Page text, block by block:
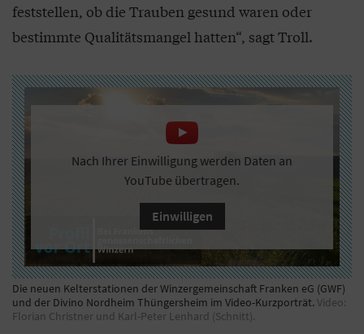
feststellen, ob die Trauben gesund waren oder
bestimmte Qualitätsmangel hatten“, sagt Troll.
Nach Ihrer Einwilligung werden Daten an
YouTube übertragen.
Einwilligen
Die neuen Kelterstationen der Winzergemeinschaft Franken eG (GWF)
und der Divino Nordheim Thüngersheim im Video-Kurzporträt. Video:
Florian Christner und Karl-Peter Lenhard (Schnitt).